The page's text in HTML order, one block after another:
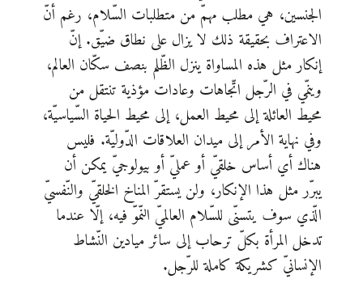
الجنسين، هي مطلب مهمّ من متطلبات السّلام، رغم أنّ
الاعتراف بحقيقة ذلك لا يزال على نطاق ضيّق. إنّ
إنكار مثل هذه المساواة ينزل الظّلم بنصف سكّان العالم،
وينمّي في الرّجل اتّجاهات وعادات مؤذية تنتقل من
محيط العائلة إلى محيط العمل، إلى محيط الحياة السّياسيّة،
وفي نهاية الأمر إلى ميدان العلاقات الدّوليّة. فليس
هناك أي أساس خلقيّ أو عمليّ أو بيولوجيّ يمكن أن
يبرّر مثل هذا الإنكار، ولن يستقرّ المناخ الخلقيّ والنّفسيّ
الّذي سوف يتسنّى للسّلام العالميّ النّموّ فيه، إلّا عندما
تدخل المرأة بكلّ ترحاب إلى سائر ميادين النّشاط
الإنسانيّ كشريكة كاملة للرّجل.